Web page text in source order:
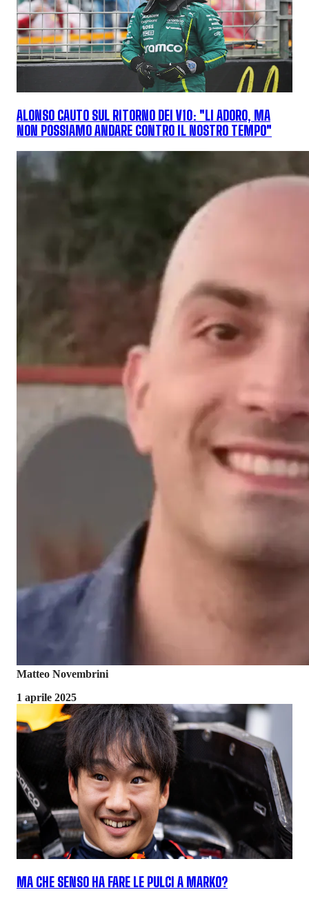
ALONSO CAUTO SUL RITORNO DEI V10: "LI ADORO, MA
NON POSSIAMO ANDARE CONTRO IL NOSTRO TEMPO"
Matteo Novembrini
1 aprile 2025
MA CHE SENSO HA FARE LE PULCI A MARKO?